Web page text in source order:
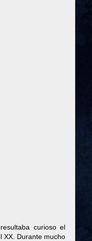
curioso el
XX. Durante mucho